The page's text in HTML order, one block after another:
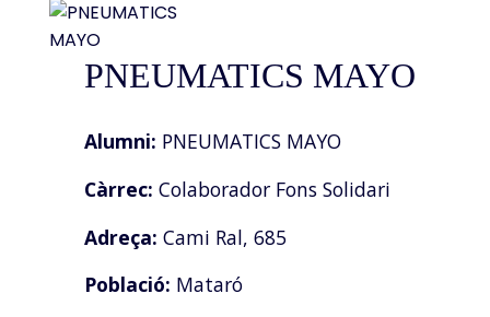
PNEUMATICS MAYO
Alumni: PNEUMATICS MAYO
Càrrec: Colaborador Fons Solidari
Adreça: Cami Ral, 685
Població: Mataró